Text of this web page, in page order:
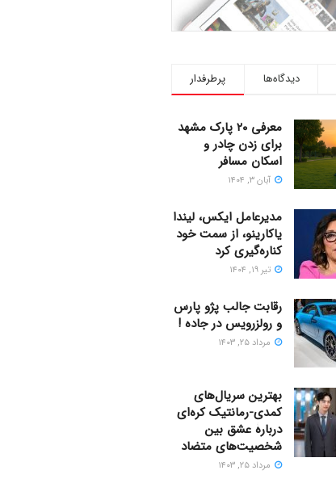
پرطرفدار دیدگاه‌ها
معرفی ۲۰ پارک مشهد
برای زدن چادر و
اسکان مسافر
آبان ۳, ۱۴۰۴
مدیرعامل ایکس، لیندا
یاکارینو، از سمت خود
کناره‌گیری کرد
تیر ۱۹, ۱۴۰۴
رقابت جالب پژو پارس
و رولزرویس در جاده !
مرداد ۲۵, ۱۴۰۳
بهترین سریال‌های
کمدی-رمانتیک کره‌ای
دربارۀ عشق بین
شخصیت‌های متضاد
مرداد ۲۵, ۱۴۰۳